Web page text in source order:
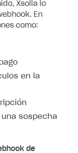
Xsolla lo
En
como:
en la
sospecha
de